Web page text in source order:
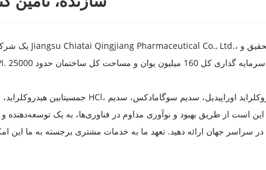
است از طریق بهبود و نوآوری مداوم در فناوری‌ها، به یک توسعه‌دهنده
جهان ارائه دهید. تعهد ما به خدمات مشتری برجسته به ما این